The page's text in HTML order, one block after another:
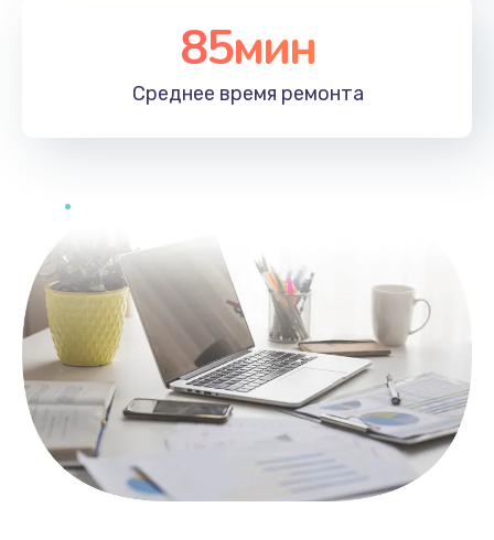
Заказать
85мин
Среднее время ремонта